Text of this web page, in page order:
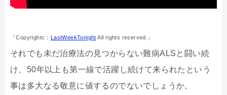
「Copyrightc： LastWeekTonight All rights reserved.」
それでも未だ治療法の見つからない難病ALSと闘い続
け、50年以上も第一線で活躍し続けて来られたという
事は多大なる敬意に値するのでないでしょうか。